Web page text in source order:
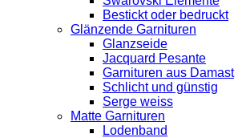
Bestickt oder bedruckt
Glänzende Garnituren
Glanzseide
Jacquard Pesante
Garnituren aus Damast
Schlicht und günstig
Serge weiss
Matte Garnituren
Lodenband